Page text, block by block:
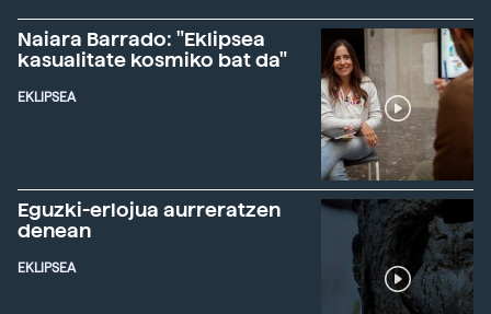
Naiara Barrado: "Eklipsea
kasualitate kosmiko bat da"
EKLIPSEA
Eguzki-erlojua aurreratzen
denean
EKLIPSEA